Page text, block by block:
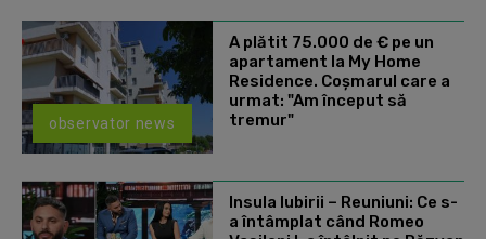
observator news
A plătit 75.000 de € pe un
apartament la My Home
Residence. Coşmarul care a
urmat: "Am început să
tremur"
Insula Iubirii – Reuniuni: Ce s-
a întâmplat când Romeo